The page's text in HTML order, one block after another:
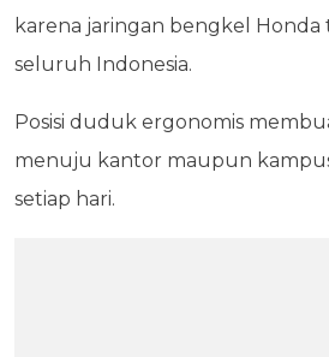
karena jaringan bengkel Honda
seluruh Indonesia.
Posisi duduk ergonomis
menuju kantor maupun
setiap hari.